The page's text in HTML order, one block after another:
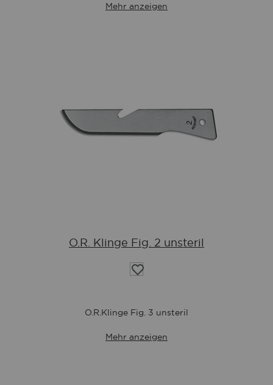
Mehr anzeigen
O.R. Klinge Fig. 2 unsteril
Auf
die
O.R.Klinge Fig. 3 unsteril
Mehr anzeigen